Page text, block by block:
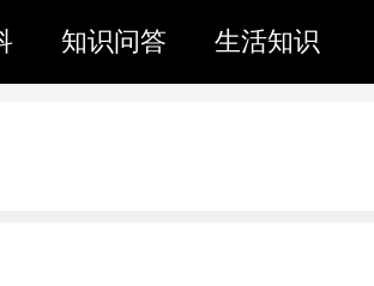
知识问答 生活知识